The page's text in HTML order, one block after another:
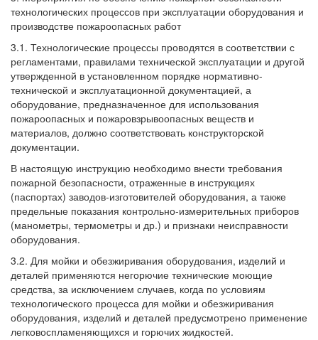
технологических процессов при эксплуатации оборудования и
производстве пожароопасных работ
3.1. Технологические процессы проводятся в соответствии с
регламентами, правилами технической эксплуатации и другой
утвержденной в установленном порядке нормативно-
технической и эксплуатационной документацией, а
оборудование, предназначенное для использования
пожароопасных и пожаровзрывоопасных веществ и
материалов, должно соответствовать конструкторской
документации.
В настоящую инструкцию необходимо внести требования
пожарной безопасности, отраженные в инструкциях
(паспортах) заводов-изготовителей оборудования, а также
предельные показания контрольно-измерительных приборов
(манометры, термометры и др.) и признаки неисправности
оборудования.
3.2. Для мойки и обезжиривания оборудования, изделий и
деталей применяются негорючие технические моющие
средства, за исключением случаев, когда по условиям
технологического процесса для мойки и обезжиривания
оборудования, изделий и деталей предусмотрено применение
легковоспламеняющихся и горючих жидкостей.